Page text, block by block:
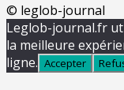
© leglob-journal
Leglob-journal.fr
la meilleure
ligne. Accepter